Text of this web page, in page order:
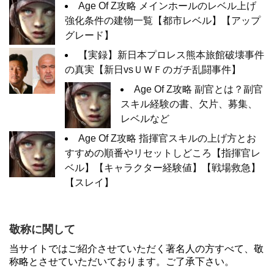
Age Of Z攻略 メインホールのレベル上げ
強化条件の建物一覧【都市レベル】【アップ
グレード】
【実録】新日本プロレス熊本旅館破壊事件
の真実【新日vsＵＷＦのガチ乱闘事件】
Age Of Z攻略 副官とは？副官
スキル経験の書、欠片、募集、
レベルなど
Age Of Z攻略 指揮官スキルの上げ方とお
すすめの順番やリセットしどころ【指揮官レ
ベル】【キャラクター経験値】【戦場救急】
【スレイ】
敬称に関して
当サイトではご紹介させていただく著名人の方すべて、敬
称略とさせていただいております。ご了承下さい。